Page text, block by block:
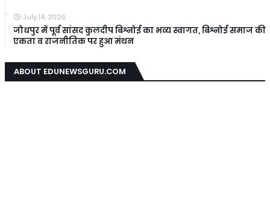
July 14, 2026
जोधपुर में पूर्व सांसद कुलदीप बिश्नोई का भव्य स्वागत, बिश्नोई समाज की
एकता व राजनीतिक पर हुआ मंथन
ABOUT EDUNEWSGURU.COM